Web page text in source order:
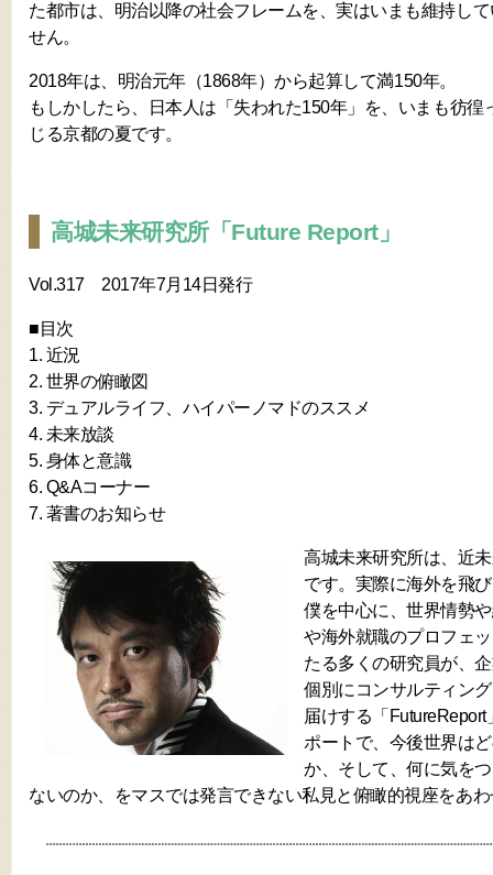
た都市は、明治以降の社会フレームを、実はいまも維持し
せん。
2018年は、明治元年（1868年）から起算して満150年。
もしかしたら、日本人は「失われた150年」を、いまも彷徨
じる京都の夏です。
高城未来研究所「Future Report」
Vol.317 2017年7月14日発行
■目次
1. 近況
2. 世界の俯瞰図
3. デュアルライフ、ハイパーノマドのススメ
4. 未来放談
5. 身体と意識
6. Q&Aコーナー
7. 著書のお知らせ
高城未来研究所は、近
です。実際に海外を飛
僕を中心に、世界情勢
や海外就職のプロフェ
たる多くの研究員が、
個別にコンサルティン
届けする「
ポートで、今後世界は
か、そして、何に気を
ないのか、をマスでは発言できない私見と俯瞰的視座をあ